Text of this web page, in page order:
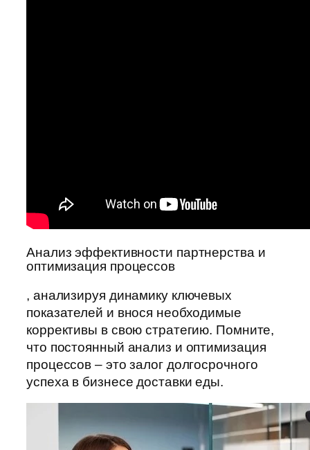
Анализ эффективности партнерства и
оптимизация процессов
, анализируя динамику ключевых
показателей и внося необходимые
коррективы в свою стратегию. Помните,
что постоянный анализ и оптимизация
процессов – это залог долгосрочного
успеха в бизнесе доставки еды.